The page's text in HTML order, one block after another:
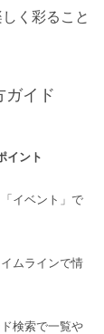
く彩ること
ガイド
イント
「イベント」で
ムラインで情
検索で一覧や